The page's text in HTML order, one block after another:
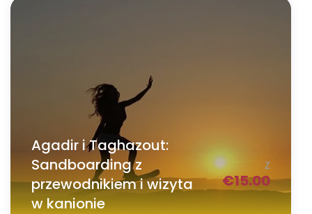
Agadir i Taghazout:
Sandboarding z
przewodnikiem i wizyta
w kanionie
Z
€15.00